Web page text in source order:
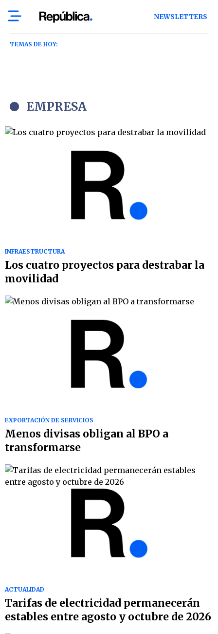
NEWSLETTERS
TEMAS DE HOY:
EMPRESA
INFRAESTRUCTURA
Los cuatro proyectos para destrabar la
movilidad
EXPORTACIÓN DE SERVICIOS
Menos divisas obligan al BPO a
transformarse
ACTUALIDAD
Tarifas de electricidad permanecerán
estables entre agosto y octubre de 2026